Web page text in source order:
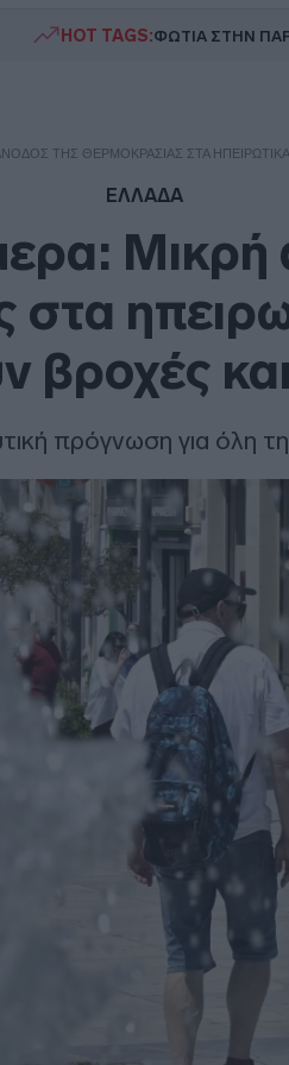
HOT TAGS:ΦΩΤΙΑ ΣΤΗΝ
ΤΗΣ ΘΕΡΜΟΚΡΑΣΊΑΣ ΣΤΑ
ΕΛΛΑΔΑ
Μικρή
στα
βροχές και
πρόγνωση για όλη